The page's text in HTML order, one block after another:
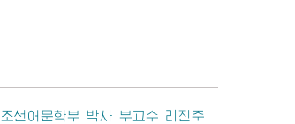
조선어문학부 박사 부교수 리진주